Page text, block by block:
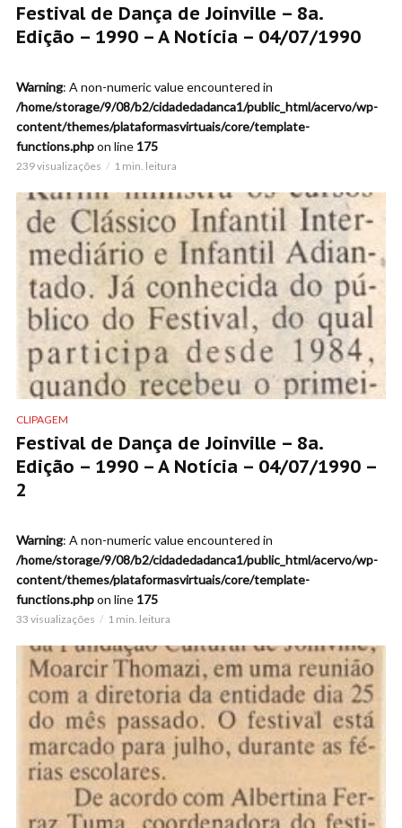
Festival de Dança de Joinville – 8a.
Edição – 1990 – A Notícia – 04/07/1990
Warning: A non-numeric value encountered in
/home/storage/9/08/b2/cidadedadanca1/public_html/acervo/wp-
content/themes/plataformasvirtuais/core/template-
functions.phpon line 175
239 visualizações 1 min. leitura
CLIPAGEM
Festival de Dança de Joinville – 8a.
Edição – 1990 – A Notícia – 04/07/1990 –
2
Warning: A non-numeric value encountered in
/home/storage/9/08/b2/cidadedadanca1/public_html/acervo/wp-
content/themes/plataformasvirtuais/core/template-
functions.phpon line 175
33 visualizações 1 min. leitura